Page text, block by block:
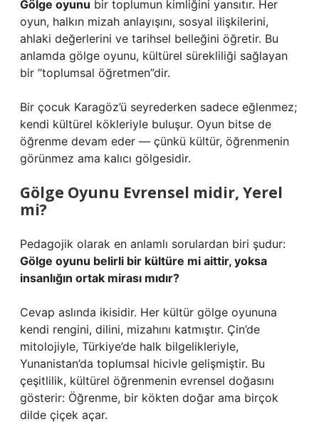
Gölge oyunu bir toplumun kimliğini yansıtır. Her
oyun, halkın mizah anlayışını, sosyal ilişkilerini,
ahlaki değerlerini ve tarihsel belleğini öğretir. Bu
anlamda gölge oyunu, kültürel sürekliliği sağlayan
bir “toplumsal öğretmen”dir.
Bir çocuk Karagöz’ü seyrederken sadece eğlenmez;
kendi kültürel kökleriyle buluşur. Oyun bitse de
öğrenme devam eder — çünkü kültür, öğrenmenin
görünmez ama kalıcı gölgesidir.
Gölge Oyunu Evrensel midir, Yerel
mi?
Pedagojik olarak en anlamlı sorulardan biri şudur:
Gölge oyunu belirli bir kültüre mi aittir, yoksa
insanlığın ortak mirası mıdır?
Cevap aslında ikisidir. Her kültür gölge oyununa
kendi rengini, dilini, mizahını katmıştır. Çin’de
mitolojiyle, Türkiye’de halk bilgelikleriyle,
Yunanistan’da toplumsal hicivle gelişmiştir. Bu
çeşitlilik, kültürel öğrenmenin evrensel doğasını
gösterir: Öğrenme, bir kökten doğar ama birçok
dilde çiçek açar.